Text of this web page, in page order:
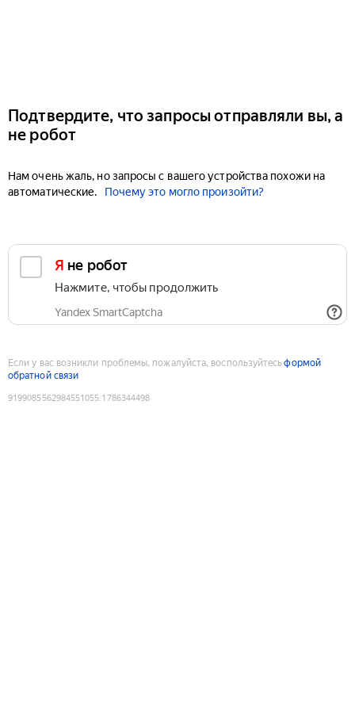
Подтвердите, что запросы отправляли вы, а
не робот
Нам очень жаль, но запросы с вашего устройства похожи на
автоматические.
Почему это могло произойти?
Я не робот
Нажмите, чтобы продолжить
Yandex SmartCaptcha
Если у вас возникли проблемы, пожалуйста, воспользуйтесьформой
обратной связи
9199085562984551055:1786344498